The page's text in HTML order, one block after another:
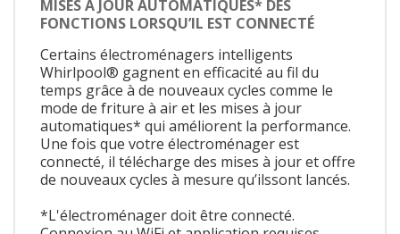
MISES À JOUR AUTOMATIQUES* DES
FONCTIONS LORSQU’IL EST CONNECTÉ
Certains électroménagers intelligents
Whirlpool® gagnent en efficacité au fil du
temps grâce à de nouveaux cycles comme le
mode de friture à air et les mises à jour
automatiques* qui améliorent la performance.
Une fois que votre électroménager est
connecté, il télécharge des mises à jour et offre
de nouveaux cycles à mesure qu’ilssont lancés.
*L'électroménager doit être connecté.